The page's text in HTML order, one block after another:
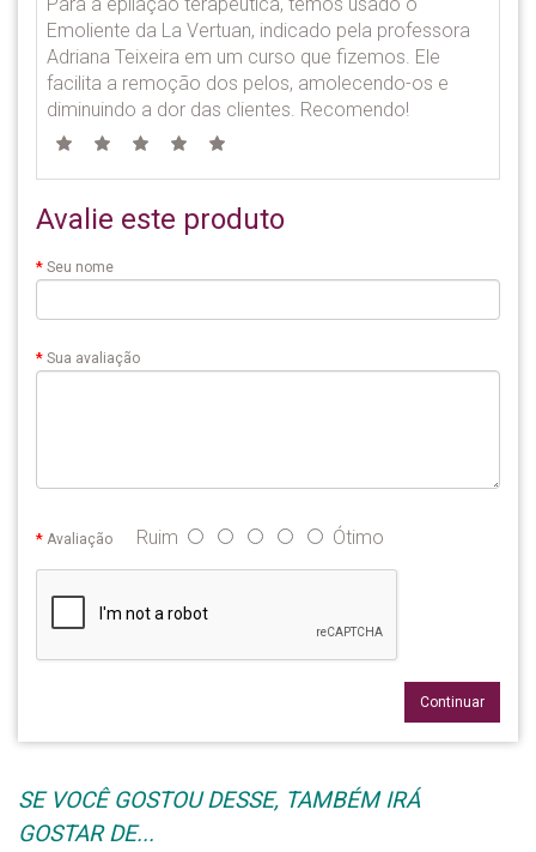
Emoliente da La Vertuan, indicado pela professora
Adriana Teixeira em um curso que fizemos. Ele
facilita a remoção dos pelos, amolecendo-os e
diminuindo a dor das clientes. Recomendo!
Avalie este produto
Seu nome
Sua avaliação
Avaliação Ruim Ótimo
Continuar
SE VOCÊ GOSTOU DESSE, TAMBÉM IRÁ
GOSTAR DE...